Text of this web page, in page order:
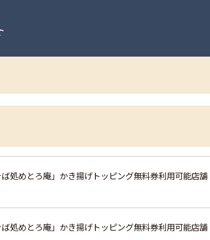
処めとろ庵」かき揚げトッピング無料券利用可能店
処めとろ庵」かき揚げトッピング無料券利用可能店